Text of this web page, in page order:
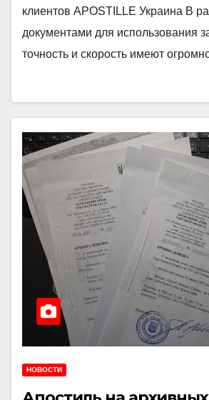
клиентов APOSTILLE Украина В
документами для использования
точность и скорость имеют
НОВОСТИ